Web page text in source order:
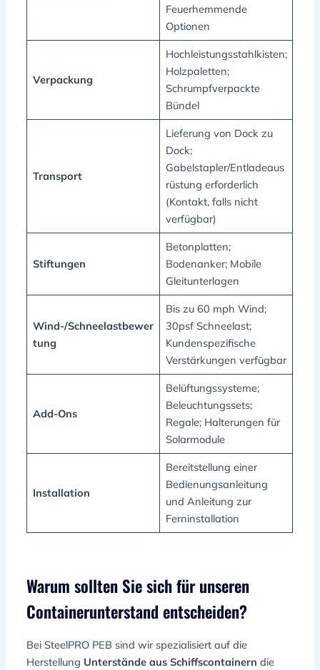
Feuerhemmende
Optionen
Verpackung
Hochleistungsstahlkisten;
Holzpaletten;
Schrumpfverpackte
Bündel
Transport
Lieferung von Dock zu
Dock;
Gabelstapler/Entladeaus
rüstung erforderlich
(Kontakt, falls nicht
verfügbar)
Stiftungen
Betonplatten;
Bodenanker; Mobile
Gleitunterlagen
Wind-/Schneelastbewer
tung
Bis zu 60 mph Wind;
30psf Schneelast;
Kundenspezifische
Verstärkungen verfügbar
Add-Ons
Belüftungssysteme;
Beleuchtungssets;
Regale; Halterungen für
Solarmodule
Installation
Bereitstellung einer
Bedienungsanleitung
und Anleitung zur
Ferninstallation
Warum sollten Sie sich für unseren
Containerunterstand entscheiden?
Bei SteelPRO PEB sind wir spezialisiert auf die
Herstellung Unterstände aus Schiffscontainern die